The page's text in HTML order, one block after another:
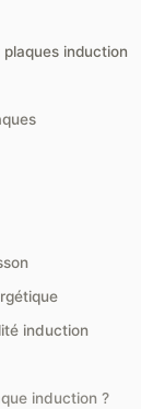
induction
induction
induction ?